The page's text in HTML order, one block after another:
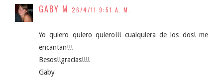
GABY M 26/4/11 9:51 A. M.
Yo quiero quiero quiero!!! cualquiera de los dos! me
encantan!!!
Besos!!gracias!!!!
Gaby